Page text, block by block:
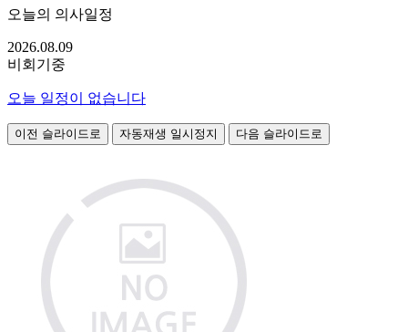
오늘의 의사일정
2026.08.09
비회기중
오늘 일정이 없습니다
이전 슬라이드로 자동재생 일시정지 다음 슬라이드로